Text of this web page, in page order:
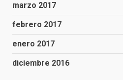
marzo 2017
febrero 2017
enero 2017
diciembre 2016